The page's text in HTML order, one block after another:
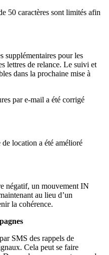
50 caractères sont limités afin
supplémentaires pour les
lettres de relance. Le suivi et
dans la prochaine mise à
par e-mail a été corrigé
location a été amélioré
négatif, un mouvement IN
au lieu d’un
la cohérence.
SMS des rappels de
Cela peut se faire